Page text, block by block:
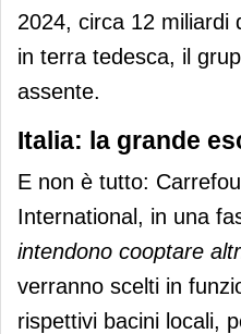
2024, circa 12 miliardi
in terra tedesca, il
assente.
Italia: la grande
E non è tutto:
International, in una
intendono cooptare
verranno scelti in
rispettivi bacini locali,